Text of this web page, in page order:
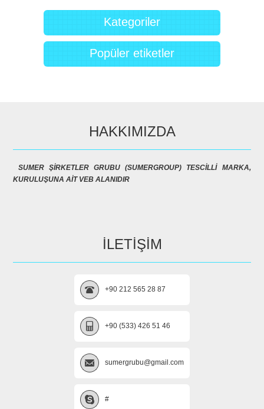
Kategoriler
Popüler etiketler
HAKKIMIZDA
SUMER ŞİRKETLER GRUBU (SUMERGROUP) TESCİLLİ MARKA,
KURULUŞUNA AİT VEB ALANIDIR
İLETİŞİM
+90 212 565 28 87
+90 (533) 426 51 46
sumergrubu@gmail.com
#